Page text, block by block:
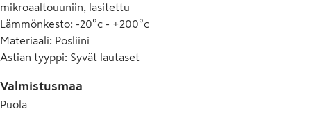
mikroaaltouuniin, lasitettu
Lämmönkesto: -20°c - +200°c
Materiaali: Posliini
Astian tyyppi: Syvät lautaset
Valmistusmaa
Puola